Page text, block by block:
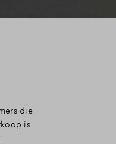
die
is